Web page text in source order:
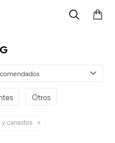
Otros
y canastos